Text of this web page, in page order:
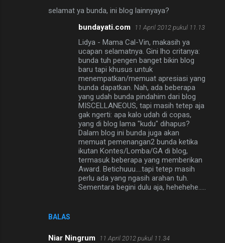
selamat ya bunda, ini blog lainnyaya?
BALAS
bundayati.com 11 April 2012 pukul 11.13
Lidya - Mama Cal-Vin, makasih ya
ucapan selamatnya. Gini lho critanya:
bunda tuh pengen banget bikin blog
baru tapi khusus untuk
menempatkan/memuat apresiasi yang
bunda dapatkan. Nah, ada beberapa
yang udah bunda pindahim dari blog
MISCELLANEOUS, tapi masih tetep aja
gak ngerti: apa kalo udah di copas,
yang di blog lama "kudu" dihapus?
Dalam blog ini bunda juga akan
memuat pemenangan2 bunda ketika
ikutan Kontes/Lomba/GA di blog,
termasuk beberapa yang memberikan
Award. Betichuuu....tapi tetep masih
perlu ada yang ngasih arahan tuh.
Sementara begini dulu aja, hehehehe.....
Niar Ningrum 11 April 2012 pukul 11.34